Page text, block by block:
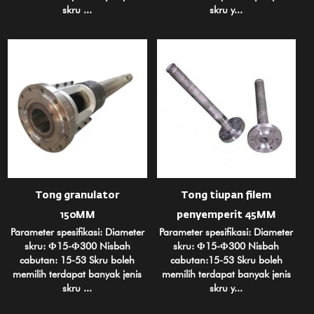
skru ...
skru y...
Tong granulator
150MM
Parameter spesifikasi: Diameter
skru: Φ15-Φ300 Nisbah
cabutan: 15-53 Skru boleh
memilih terdapat banyak jenis
skru ...
Tong tiupan filem
penyemperit 45MM
Parameter spesifikasi: Diameter
skru: Φ15-Φ300 Nisbah
cabutan:15-53 Skru boleh
memilih terdapat banyak jenis
skru y...